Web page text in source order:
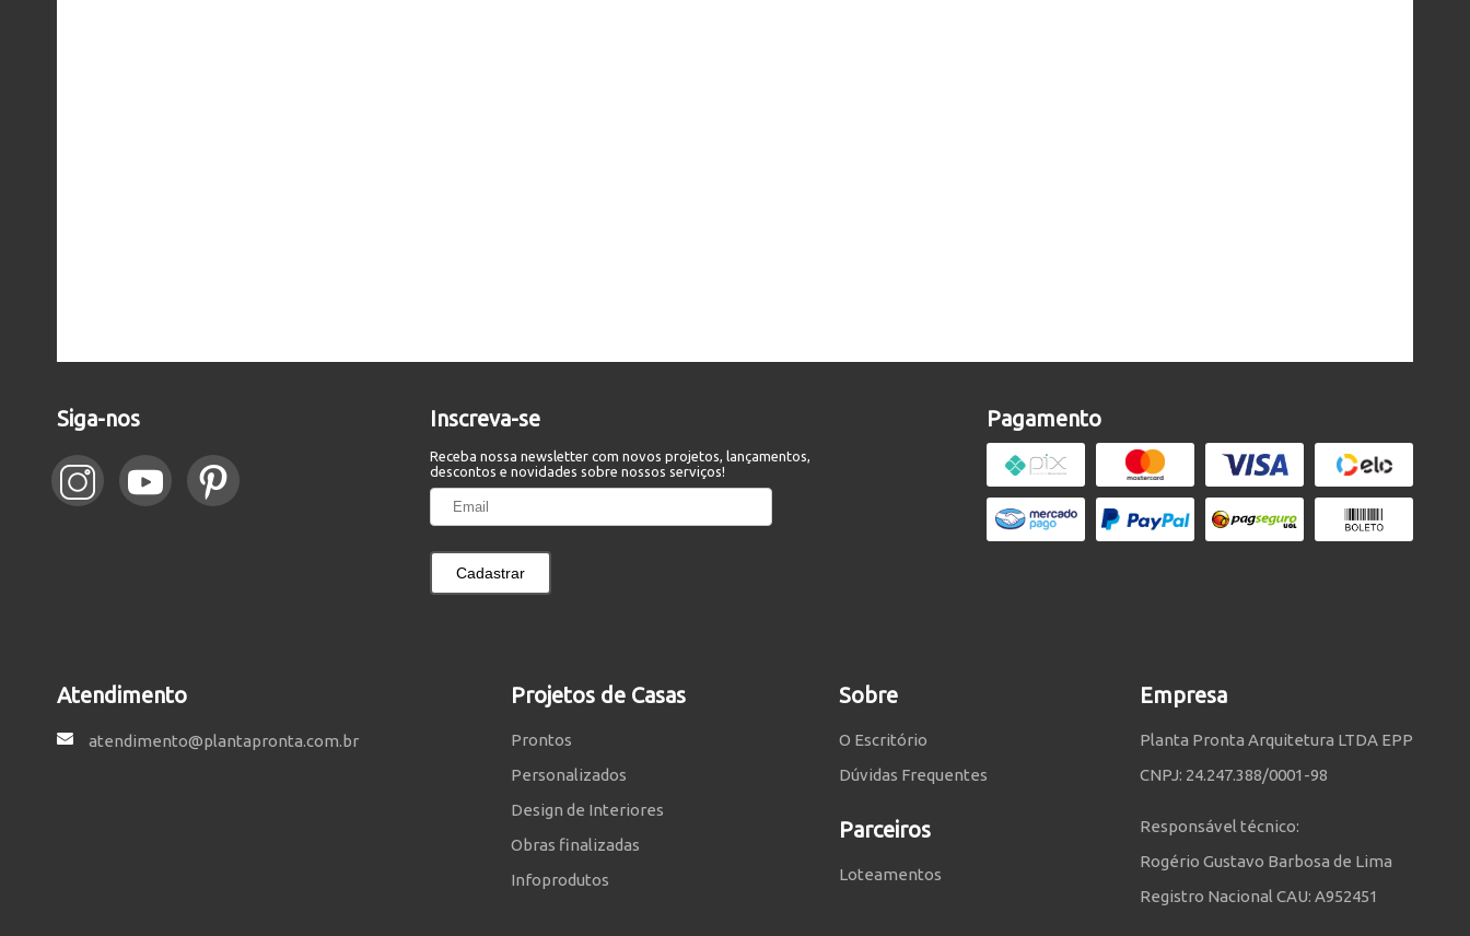
Siga-nos Inscreva-se
Receba nossa newsletter com novos projetos, lançamentos,
descontos e novidades sobre nossos serviços!
Cadastrar
Pagamento
Atendimento
atendimento@plantapronta.com.br
Projetos de Casas
Prontos
Personalizados
Design de Interiores
Obras finalizadas
Infoprodutos
Sobre
O Escritório
Dúvidas Frequentes
Parceiros
Loteamentos
Empresa
Planta Pronta Arquitetura LTDA EPP
CNPJ: 24.247.388/0001-98
Responsável técnico:
Rogério Gustavo Barbosa de Lima
Registro Nacional CAU: A952451